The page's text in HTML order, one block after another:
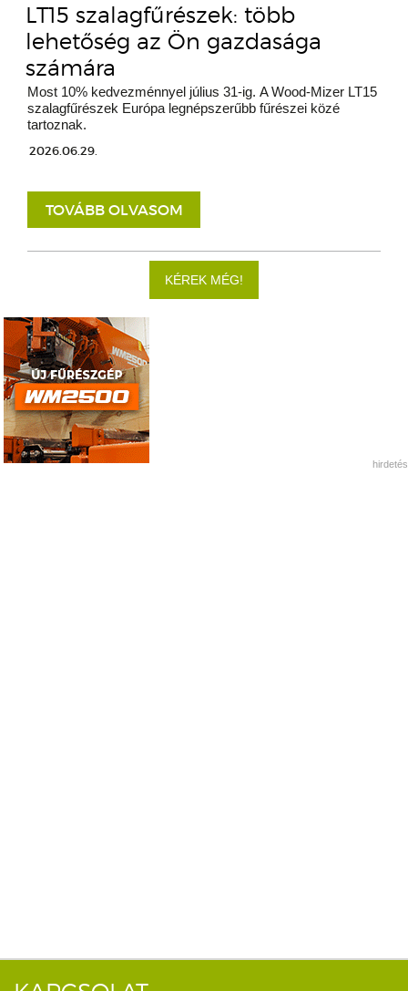
LT15 szalagfűrészek: több
lehetőség az Ön gazdasága
számára
Most 10% kedvezménnyel július 31-ig. A Wood-Mizer LT15
szalagfűrészek Európa legnépszerűbb fűrészei közé
tartoznak.
2026.06.29.
TOVÁBB OLVASOM
KÉREK MÉG!
hirdetés